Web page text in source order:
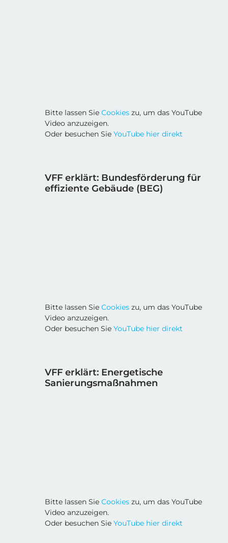
Bitte lassen SieCookies zu, um das YouTube
Video anzuzeigen.
Oder besuchen SieYouTube hier direkt
VFF erklärt: Bundesförderung für
effiziente Gebäude (BEG)
Bitte lassen SieCookies zu, um das YouTube
Video anzuzeigen.
Oder besuchen SieYouTube hier direkt
VFF erklärt: Energetische
Sanierungsmaßnahmen
Bitte lassen SieCookies zu, um das YouTube
Video anzuzeigen.
Oder besuchen SieYouTube hier direkt